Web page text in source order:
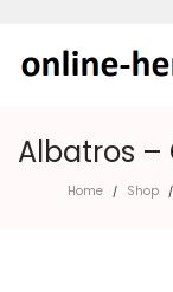
Albatros –
Home / Shop /